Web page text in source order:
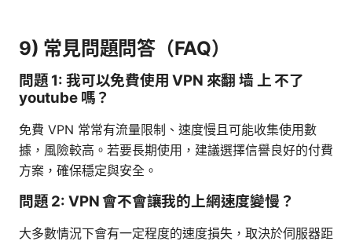
9) 常見問題問答（FAQ）
問題 1: 我可以免費使用 VPN 來翻 墙 上 不了
youtube 嗎？
免費 VPN 常常有流量限制、速度慢且可能收集使用數
據，風險較高。若要長期使用，建議選擇信譽良好的付費
方案，確保穩定與安全。
問題 2: VPN 會不會讓我的上網速度變慢？
大多數情況下會有一定程度的速度損失，取決於伺服器距